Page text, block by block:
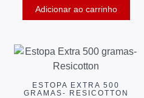
Adicionar ao carrinho
ESTOPA EXTRA 500
GRAMAS- RESICOTTON